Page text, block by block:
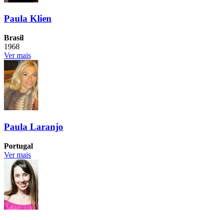
Paula Klien
Brasil
1968
Ver mais
Paula Laranjo
Portugal
Ver mais